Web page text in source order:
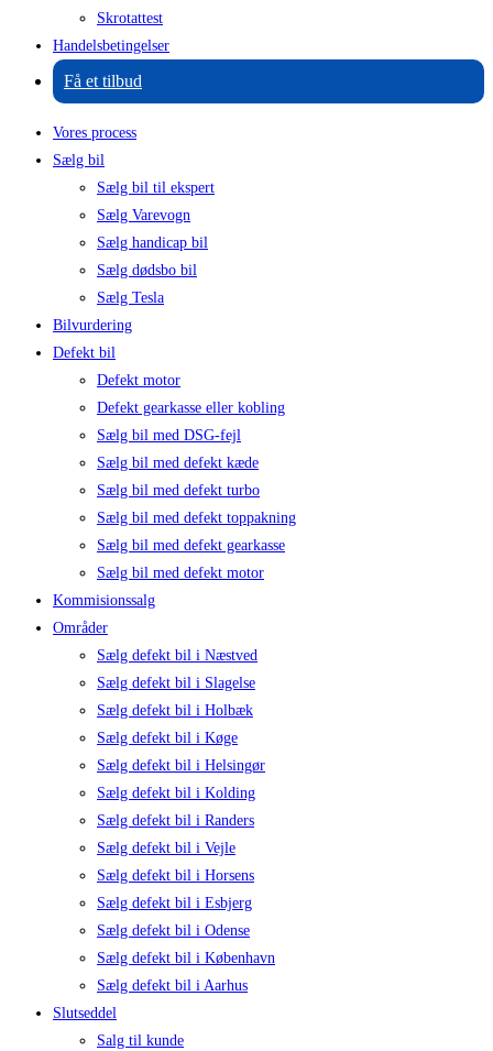
Skrotattest
Handelsbetingelser
Få et tilbud
Vores process
Sælg bil
Sælg bil til ekspert
Sælg Varevogn
Sælg handicap bil
Sælg dødsbo bil
Sælg Tesla
Bilvurdering
Defekt bil
Defekt motor
Defekt gearkasse eller kobling
Sælg bil med DSG-fejl
Sælg bil med defekt kæde
Sælg bil med defekt turbo
Sælg bil med defekt toppakning
Sælg bil med defekt gearkasse
Sælg bil med defekt motor
Kommisionssalg
Områder
Sælg defekt bil i Næstved
Sælg defekt bil i Slagelse
Sælg defekt bil i Holbæk
Sælg defekt bil i Køge
Sælg defekt bil i Helsingør
Sælg defekt bil i Kolding
Sælg defekt bil i Randers
Sælg defekt bil i Vejle
Sælg defekt bil i Horsens
Sælg defekt bil i Esbjerg
Sælg defekt bil i Odense
Sælg defekt bil i København
Sælg defekt bil i Aarhus
Slutseddel
Salg til kunde